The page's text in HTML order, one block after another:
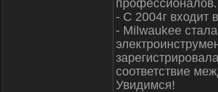
профессионалов.
- С 2004г входит
- Milwaukee
соответствие
Увидимся!